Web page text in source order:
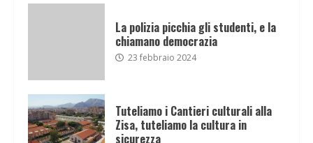
La polizia picchia gli studenti, e la
chiamano democrazia
23 febbraio 2024
Tuteliamo i Cantieri culturali alla
Zisa, tuteliamo la cultura in
sicurezza